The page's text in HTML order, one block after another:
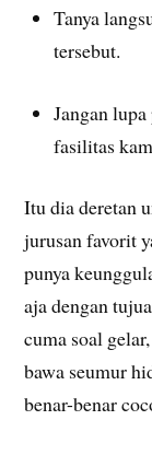
Tanya
tersebut.
Jangan
fasilitas
Itu dia deretan
jurusan favorit
punya
aja dengan
cuma soal
bawa seumur
benar-benar